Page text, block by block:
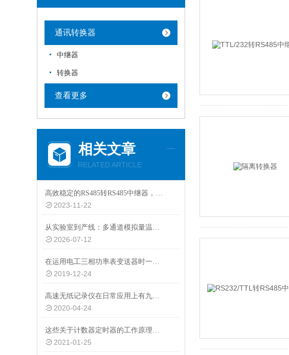
通讯转换器
中继器
转换器
查看更多
相关文章
RELATED ARTICLE
高效稳定的RS485转RS485中继器，助力工业自动化
2023-11-22
从实验室到产线：多通道模拟量温度采集系统在热分布研究中的应用
2026-07-12
在运用电工三相功率表变送器时一定要注意以下事项
2019-12-24
高速无纸记录仪在日常应用上有九大性能
2020-04-24
这些关于计数器定时器的工作原理，一般人都不知道
2021-01-25